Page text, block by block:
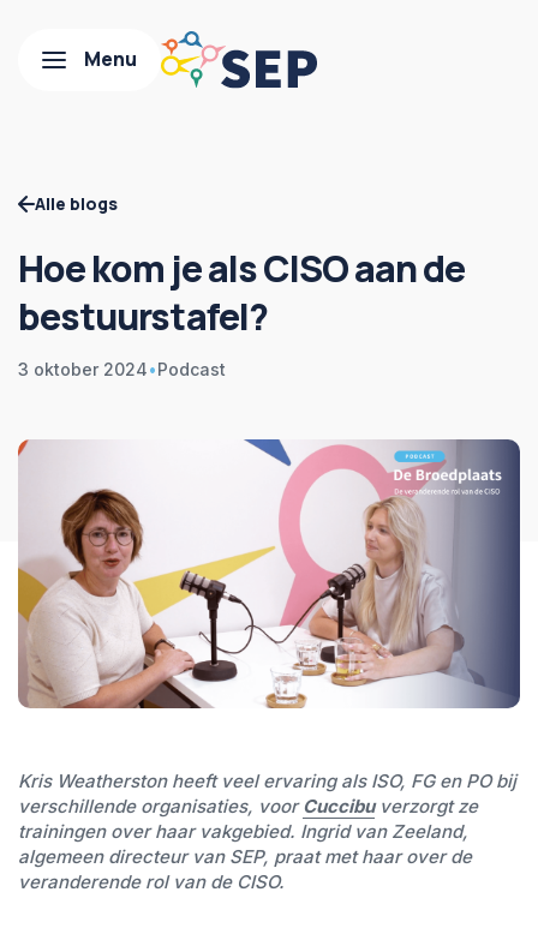
Alle blogs
Hoe kom je als CISO aan de
bestuurstafel?
3 oktober 2024•Podcast
Kris Weatherston heeft veel ervaring als ISO, FG en PO bij
verschillende organisaties, voorCuccibuverzorgt ze
trainingen over haar vakgebied. Ingrid van Zeeland,
algemeen directeur van SEP, praat met haar over de
veranderende rol van de CISO.